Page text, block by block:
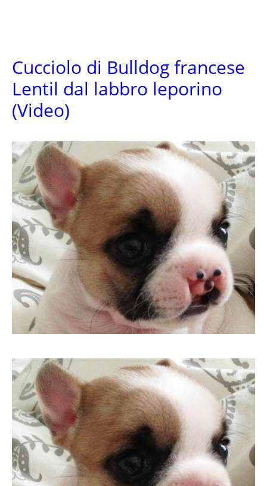
Cucciolo di Bulldog francese
Lentil dal labbro leporino
(Video)